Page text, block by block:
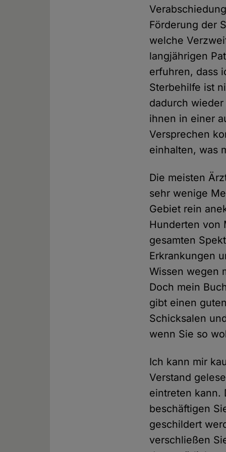
Förderung der
welche
langjährigen
erfuhren, dass
Sterbehilfe ist
dadurch
ihnen in einer
Versprechen
einhalten, was
Die meisten
sehr wenige
Gebiet rein
Hunderten von
gesamten
Erkrankungen
Wissen wegen
Doch mein
gibt einen
Schicksalen
wenn Sie so
Ich kann mir
Verstand
eintreten kann.
beschäftigen
geschildert
verschließen